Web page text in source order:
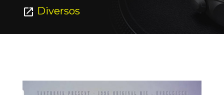
open_in_new Diversos